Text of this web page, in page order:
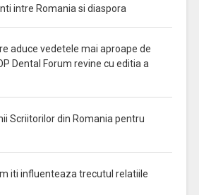
intre Romania si diaspora
aduce vedetele mai aproape de
Dental Forum revine cu editia a
Scriitorilor din Romania pentru
iti influenteaza trecutul relatiile